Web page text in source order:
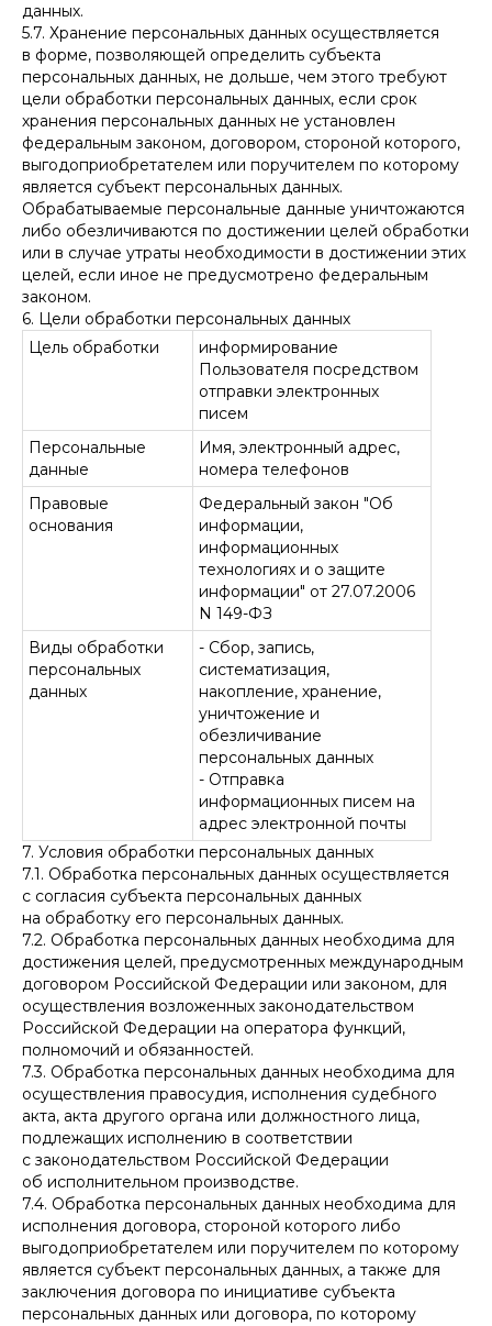
данных.
5.7. Хранение персональных данных осуществляется
в форме, позволяющей определить субъекта
персональных данных, не дольше, чем этого требуют
цели обработки персональных данных, если срок
хранения персональных данных не установлен
федеральным законом, договором, стороной которого,
выгодоприобретателем или поручителем по которому
является субъект персональных данных.
Обрабатываемые персональные данные уничтожаются
либо обезличиваются по достижении целей обработки
или в случае утраты необходимости в достижении этих
целей, если иное не предусмотрено федеральным
законом.
6. Цели обработки персональных данных
Цель обработки
информирование
Пользователя посредством
отправки электронных
писем
Персональные
данные
Имя, электронный адрес,
номера телефонов
Правовые
основания
Федеральный закон "Об
информации,
информационных
технологиях и о защите
информации" от 27.07.2006
N 149-ФЗ
Виды обработки
персональных
данных
- Сбор, запись,
систематизация,
накопление, хранение,
уничтожение и
обезличивание
персональных данных
- Отправка
информационных писем на
адрес электронной почты
7. Условия обработки персональных данных
7.1. Обработка персональных данных осуществляется
с согласия субъекта персональных данных
на обработку его персональных данных.
7.2. Обработка персональных данных необходима для
достижения целей, предусмотренных международным
договором Российской Федерации или законом, для
осуществления возложенных законодательством
Российской Федерации на оператора функций,
полномочий и обязанностей.
7.3. Обработка персональных данных необходима для
осуществления правосудия, исполнения судебного
акта, акта другого органа или должностного лица,
подлежащих исполнению в соответствии
с законодательством Российской Федерации
об исполнительном производстве.
7.4. Обработка персональных данных необходима для
исполнения договора, стороной которого либо
выгодоприобретателем или поручителем по которому
является субъект персональных данных, а также для
заключения договора по инициативе субъекта
персональных данных или договора, по которому